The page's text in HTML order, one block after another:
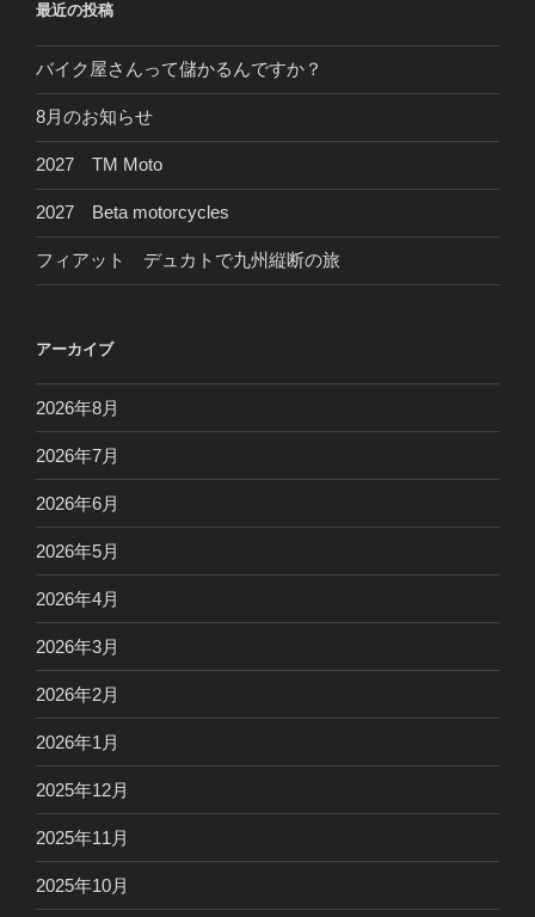
ン
最近の投稿
バイク屋さんって儲かるんですか？
8月のお知らせ
2027 TM Moto
2027 Beta motorcycles
フィアット デュカトで九州縦断の旅
アーカイブ
2026年8月
2026年7月
2026年6月
2026年5月
2026年4月
2026年3月
2026年2月
2026年1月
2025年12月
2025年11月
2025年10月